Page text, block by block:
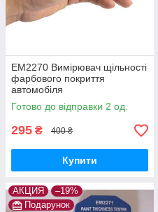
EM2270 Вимірювач щільності
фарбового покриття
автомобіля
Готово до відправки 2 од.
295 ₴ 400 ₴
Купити
АКЦИЯ
–19%
Подарунок